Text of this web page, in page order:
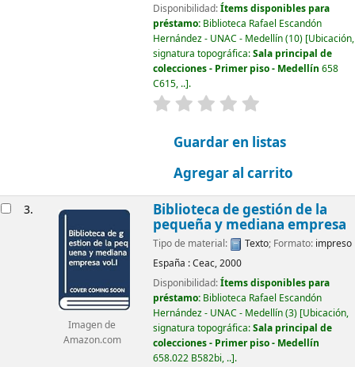
Disponibilidad:Ítems disponibles para
préstamo: Biblioteca Rafael Escandón
Hernández - UNAC - Medellín(10) Ubicación,
signatura topográfica:Sala principal de
colecciones - Primer piso - Medellín 658
C615, .. .
valoración
Guardar en listas
Agregar al carrito
3.
Imagen de
Amazon.com
Biblioteca de gestión de la
pequeña y mediana empresa
Tipo de material: Texto; Formato: impreso
España :Ceac,2000
Disponibilidad:Ítems disponibles para
préstamo: Biblioteca Rafael Escandón
Hernández - UNAC - Medellín(3) Ubicación,
signatura topográfica:Sala principal de
colecciones - Primer piso - Medellín
658.022 B582bi, .. .